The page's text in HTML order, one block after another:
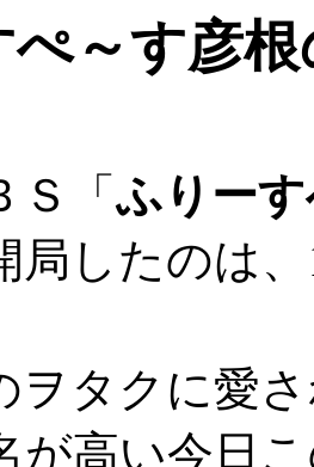
～す彦
Ｓ「ふりー
局したのは
ヲタクに愛
が高い今日